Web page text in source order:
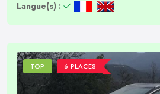
Langue(s) :
TOP 6 PLACES